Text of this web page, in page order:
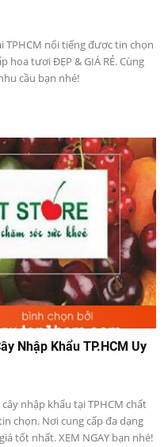
TPHCM nổi tiếng được tin chọn
hoa tươi ĐẸP & GIÁ RẺ. Cùng
cầu bạn nhé!
Nhập Khẩu TP.HCM Uy
nhập khẩu tại TPHCM chất
chọn. Nơi cung cấp đa dạng
tốt nhất. XEM NGAY bạn nhé!